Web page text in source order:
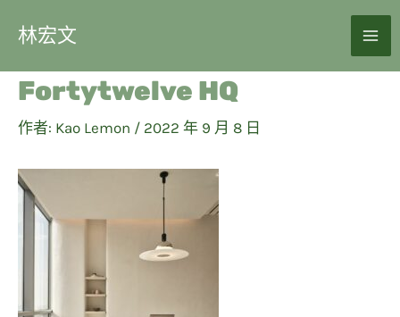
林宏文
Fortytwelve HQ
作者: Kao Lemon / 2022 年 9 月 8 日